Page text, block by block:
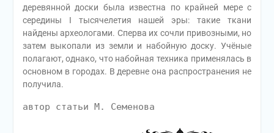
деревянной доски была известна по крайней мере с
середины I тысячелетия нашей эры: такие ткани
найдены археологами. Сперва их сочли привозными, но
затем выкопали из земли и набойную доску. Учёные
полагают, однако, что набойная техника применялась в
основном в городах. В деревне она распространения не
получила.
автор статьи М. Семенова